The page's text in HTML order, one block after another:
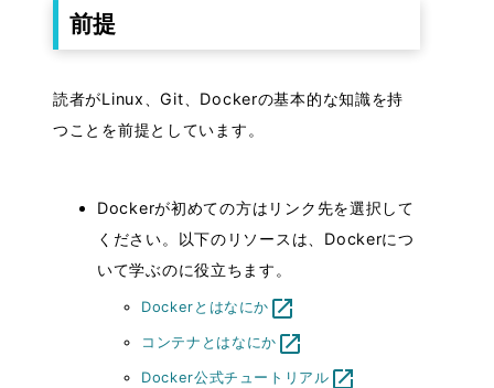
・インストール方法
・バージョンアップ
・アンインストール方法
・外部サービスとの互換性
TUTORIAL
・Object detection notebook (pytorch)
・Crack classfication (pytorch)
前提
読者がLinux、Git、Dockerの基本的な知識を持
つことを前提としています。
Dockerが初めての方はリンク先を選択して
ください。以下のリソースは、Dockerにつ
いて学ぶのに役立ちます。
Dockerとはなにか launch
コンテナとはなにか launch
Docker公式チュートリアル launch